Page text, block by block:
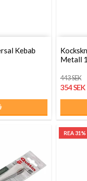
Kebab
Metall
443 SEK
354 SEK
REA 31%